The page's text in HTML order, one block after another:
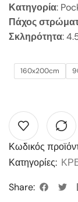
Κατηγορία:
Πάχος
Σκληρότητα:
160x200cm
Κωδικός
Κατηγορίες:
Share: